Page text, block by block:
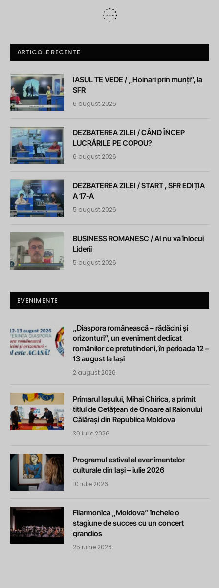
ARTICOLE RECENTE
IASUL TE VEDE / „Hoinari prin munți”, la
SFR
6 august 2026
DEZBATEREA ZILEI / CÂND ÎNCEP
LUCRĂRILE PE COPOU?
6 august 2026
DEZBATEREA ZILEI / START , SFR EDIȚIA
A 17-A
5 august 2026
BUSINESS ROMANESC / AI nu va înlocui
Liderii
5 august 2026
EVENIMENTE
„Diaspora românească – rădăcini și
orizonturi”, un eveniment dedicat
românilor de pretutindeni, în perioada 12 –
13 august la Iași
2 august 2026
Primarul Iașului, Mihai Chirica, a primit
titlul de Cetățean de Onoare al Raionului
Călărași din Republica Moldova
30 iulie 2026
Programul estival al evenimentelor
culturale din Iași – iulie 2026
10 iulie 2026
Filarmonica „Moldova” încheie o
stagiune de succes cu un concert
grandios
25 iunie 2026